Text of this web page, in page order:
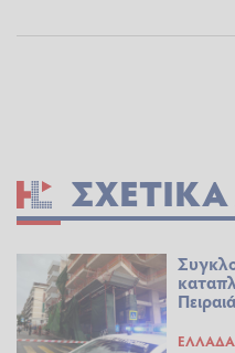
Πειραιά
ΕΛΛΆΔΑ